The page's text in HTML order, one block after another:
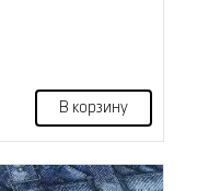
В корзину